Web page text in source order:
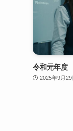
令和元年
2025年9月29